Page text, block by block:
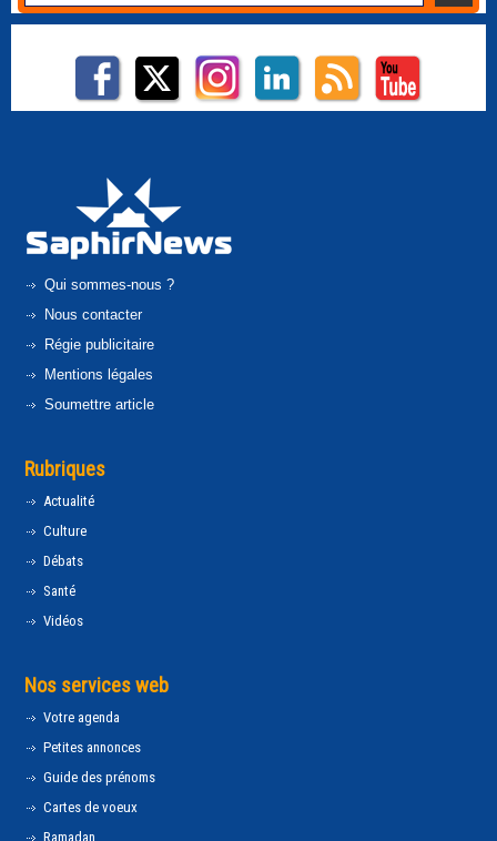
Qui sommes-nous ?
Nous contacter
Régie publicitaire
Mentions légales
Soumettre article
Rubriques
Actualité
Culture
Débats
Santé
Vidéos
Nos services web
Votre agenda
Petites annonces
Guide des prénoms
Cartes de voeux
Ramadan